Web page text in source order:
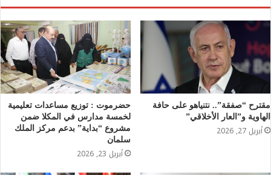
مقترح “صفقة”.. نتنياهو على حافة
الهاوية و”العار الأخلاقي”
أبريل 27, 2026
حضرموت : توزيع مساعدات تعليمية
لخمسة مدارس في المكلا ضمن
مشروع “بداية” بدعم مركز الملك
سلمان
أبريل 23, 2026